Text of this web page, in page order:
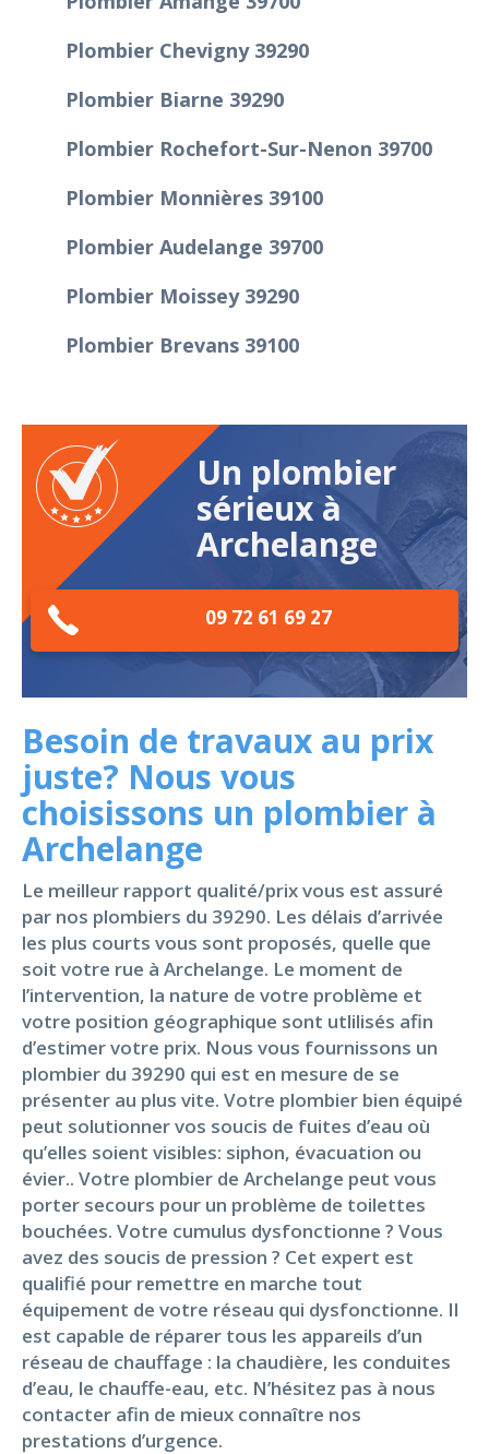
Plombier Chevigny 39290
Plombier Biarne 39290
Plombier Rochefort-Sur-Nenon 39700
Plombier Monnières 39100
Plombier Audelange 39700
Plombier Moissey 39290
Plombier Brevans 39100
Un plombier
sérieux à
Archelange
09 72 61 69 27
Besoin de travaux au prix
juste? Nous vous
choisissons un plombier à
Archelange
Le meilleur rapport qualité/prix vous est assuré
par nos plombiers du 39290. Les délais d’arrivée
les plus courts vous sont proposés, quelle que
soit votre rue à Archelange. Le moment de
l’intervention, la nature de votre problème et
votre position géographique sont utlilisés afin
d’estimer votre prix. Nous vous fournissons un
plombier du 39290 qui est en mesure de se
présenter au plus vite. Votre plombier bien équipé
peut solutionner vos soucis de fuites d’eau où
qu’elles soient visibles: siphon, évacuation ou
évier.. Votre plombier de Archelange peut vous
porter secours pour un problème de toilettes
bouchées. Votre cumulus dysfonctionne ? Vous
avez des soucis de pression ? Cet expert est
qualifié pour remettre en marche tout
équipement de votre réseau qui dysfonctionne. Il
est capable de réparer tous les appareils d’un
réseau de chauffage : la chaudière, les conduites
d’eau, le chauffe-eau, etc. N’hésitez pas à nous
contacter afin de mieux connaître nos
prestations d’urgence.